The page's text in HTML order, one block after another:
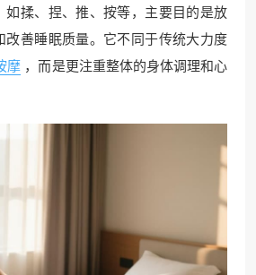
如揉、捏、推、按等，主要目的是放
改善睡眠质量。它不同于传统大力度
摩 ，而是更注重整体的身体调理和心